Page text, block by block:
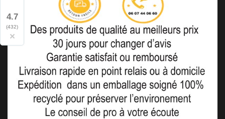
4.7
(432)
×